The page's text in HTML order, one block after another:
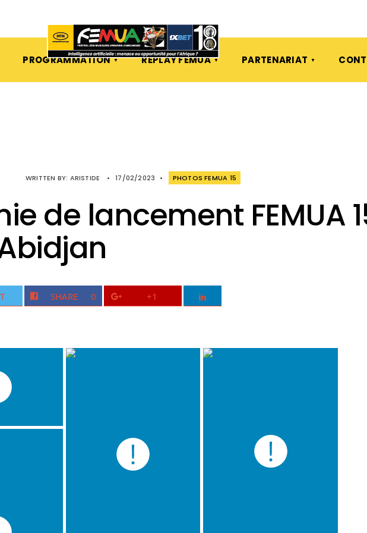
PROGRAMMATION REPLAY FEMUA PARTENARIAT
WRITTEN BY: ARISTIDE • 17/02/2023 • PHOTOS FEMUA 15
de lancement FEMUA
SHARE 0 +1